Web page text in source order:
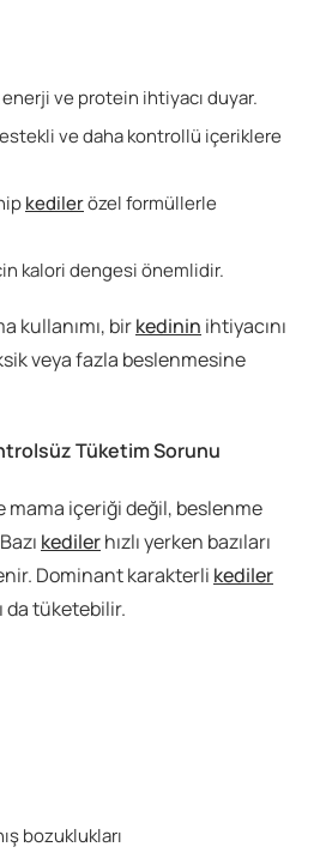
ve protein ihtiyacı duyar.
ve daha kontrollü içeriklere
kedilerözel formüllerle
kalori dengesi önemlidir.
kullanımı, birkedinin ihtiyacını
veya fazla beslenmesine
Tüketim Sorunu
mama içeriği değil, beslenme
kedilerhızlı yerken bazıları
Dominant karakterli kediler
da tüketebilir.
bozuklukları